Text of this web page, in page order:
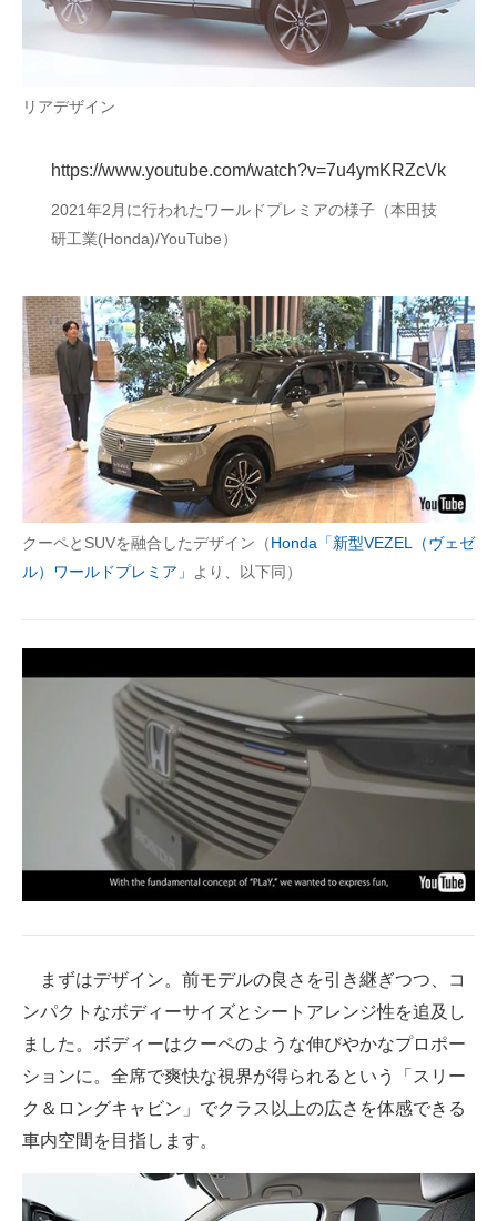
リアデザイン
https://www.youtube.com/watch?v=7u4ymKRZcVk
2021年2月に行われたワールドプレミアの様子（本田技
研工業(Honda)/YouTube）
クーペとSUVを融合したデザイン（Honda「新型VEZEL（ヴェゼ
ル）ワールドプレミア」
より、以下同）
まずはデザイン。前モデルの良さを引き継ぎつつ、コ
ンパクトなボディーサイズとシートアレンジ性を追及し
ました。ボディーはクーペのような伸びやかなプロポー
ションに。全席で爽快な視界が得られるという「スリー
ク＆ロングキャビン」でクラス以上の広さを体感できる
車内空間を目指します。